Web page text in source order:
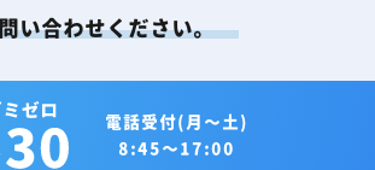
い合わせください。
電話受付(月～土)
8:45～17:00